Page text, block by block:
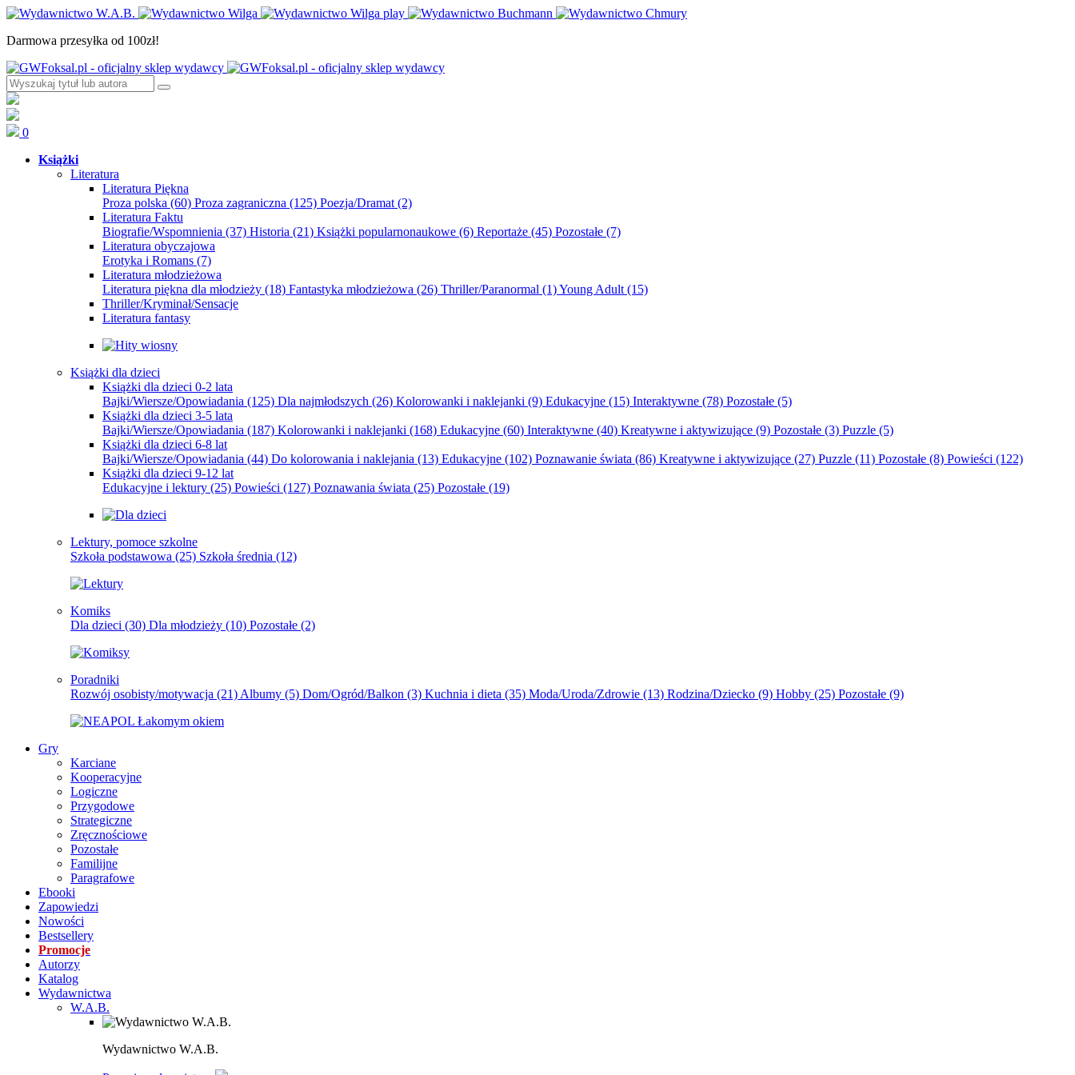
Darmowa przesyłka od 100zł!
0
Książki
Literatura
Literatura Piękna
Proza polska (60) Proza zagraniczna (125) Poezja/Dramat (2)
Literatura Faktu
Biografie/Wspomnienia (37) Historia (21) Książki popularnonaukowe (6) Reportaże (45) Pozostałe (7)
Literatura obyczajowa
Erotyka i Romans (7)
Literatura młodzieżowa
Literatura piękna dla młodzieży (18) Fantastyka młodzieżowa (26) Thriller/Paranormal (1)Young Adult (15)
Thriller/Kryminał/Sensacje
Literatura fantasy
Książki dla dzieci
Książki dla dzieci 0-2 lata
Bajki/Wiersze/Opowiadania (125) Dla najmłodszych (26) Kolorowanki i naklejanki (9) Edukacyjne (15) Interaktywne (78) Pozostałe (5)
Książki dla dzieci 3-5 lata
Bajki/Wiersze/Opowiadania (187) Kolorowanki i naklejanki (168) Edukacyjne (60) Interaktywne (40) Kreatywne i aktywizujące (9) Pozostałe (3) Puzzle (5)
Książki dla dzieci 6-8 lat
Bajki/Wiersze/Opowiadania (44) Do kolorowania i naklejania (13) Edukacyjne (102) Poznawanie świata (86) Kreatywne i aktywizujące (27) Puzzle (11) Pozostałe (8) Powieści (122)
Książki dla dzieci 9-12 lat
Edukacyjne i lektury (25) Powieści (127) Poznawania świata (25) Pozostałe (19)
Lektury, pomoce szkolne
Szkoła podstawowa (25) Szkoła średnia (12)
Komiks
Dla dzieci (30) Dla młodzieży (10) Pozostałe (2)
Poradniki
Rozwój osobisty/motywacja (21) Albumy (5) Dom/Ogród/Balkon (3) Kuchnia i dieta (35) Moda/Uroda/Zdrowie (13) Rodzina/Dziecko (9) Hobby (25) Pozostałe (9)
Gry
Karciane
Kooperacyjne
Logiczne
Przygodowe
Strategiczne
Zręcznościowe
Pozostałe
Familijne
Paragrafowe
Ebooki
Zapowiedzi
Nowości
Bestsellery
Promocje
Autorzy
Katalog
Wydawnictwa
W.A.B.
Wydawnictwo W.A.B.